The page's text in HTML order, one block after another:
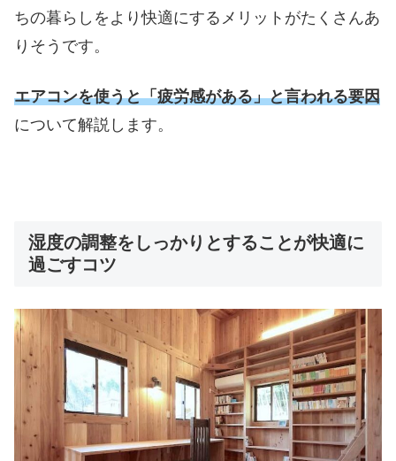
ちの暮らしをより快適にするメリットがたくさんあ
りそうです。
エアコンを使うと「疲労感がある」と言われる要因
について解説します。
湿度の調整をしっかりとすることが快適に
過ごすコツ